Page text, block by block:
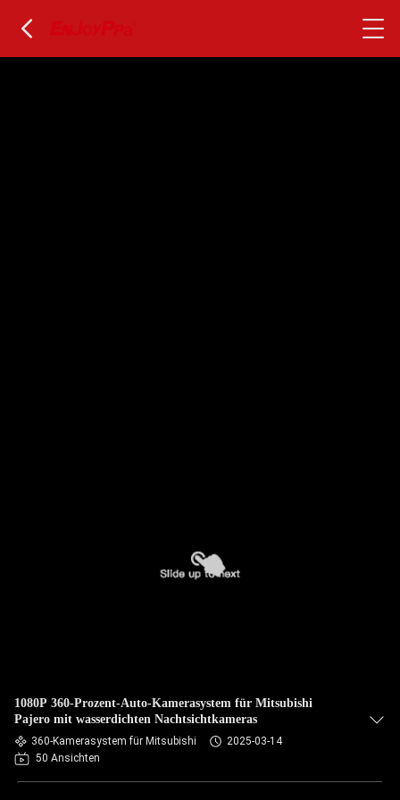
1080P 360-Prozent-Auto-Kamerasystem für Mitsubishi
Pajero mit wasserdichten Nachtsichtkameras
360-Kamerasystem für Mitsubishi
2025-03-14
50 Ansichten